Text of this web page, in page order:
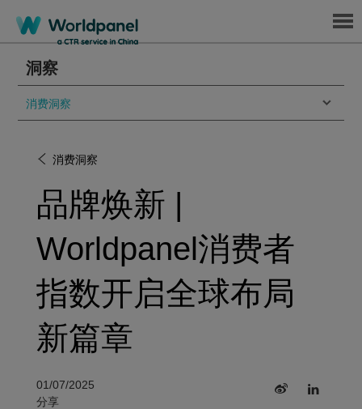
Menu
洞察
消费洞察
消费洞察
品牌焕新 |
Worldpanel消费者
指数开启全球布局
新篇章
01/07/2025
分享